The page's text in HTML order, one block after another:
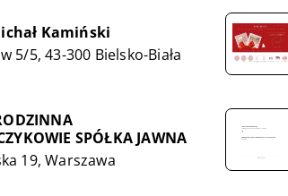
Kamiński
5/5, 43-300 Bielsko-Biała
SPÓŁKA JAWNA
19, Warszawa